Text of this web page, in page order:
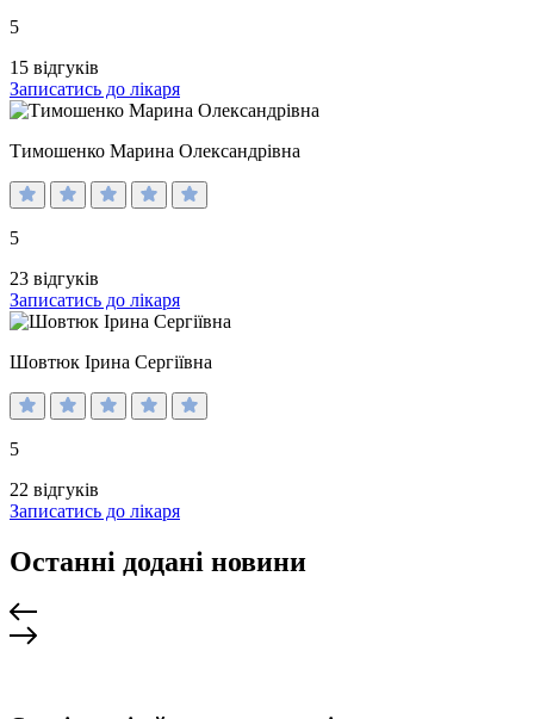
5
15 відгуків
Записатись до лікаря
Тимошенко Марина Олександрівна
5
23 відгуків
Записатись до лікаря
Шовтюк Ірина Сергіївна
5
22 відгуків
Записатись до лікаря
Останні додані новини